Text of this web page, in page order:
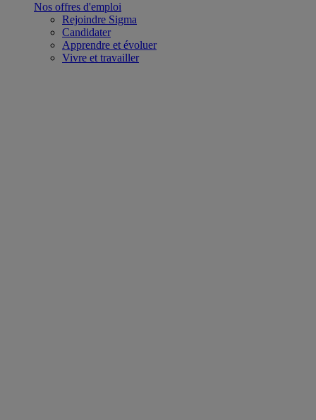
Nos offres d'emploi
Rejoindre Sigma
Candidater
Apprendre et évoluer
Vivre et travailler